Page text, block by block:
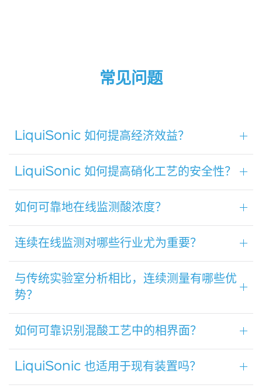
常见问题
LiquiSonic 如何提高经济效益？
LiquiSonic 如何提高硝化工艺的安全性？
如何可靠地在线监测酸浓度？
连续在线监测对哪些行业尤为重要？
与传统实验室分析相比，连续测量有哪些优
势？
如何可靠识别混酸工艺中的相界面？
LiquiSonic 也适用于现有装置吗？